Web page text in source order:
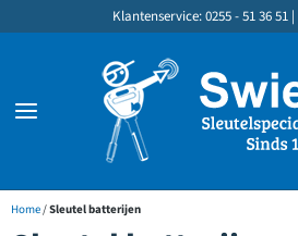
inhoud
Klantenservice: 0255 - 51 36 51 |
Home/Sleutel batterijen